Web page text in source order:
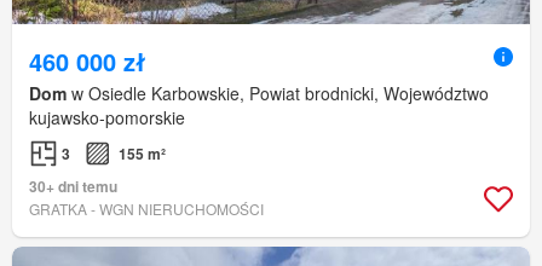
460 000 zł
Dom w Osiedle Karbowskie, Powiat brodnicki, Województwo
kujawsko-pomorskie
3
155 m²
30+ dni temu
GRATKA - WGN NIERUCHOMOŚCI